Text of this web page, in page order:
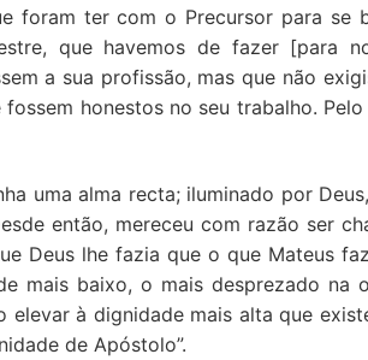
foram ter com o Precursor para se
que havemos de fazer [para
a sua profissão, mas que não
honestos no seu trabalho.
uma alma recta; iluminado por
então, mereceu com razão ser
Deus lhe fazia que o que Mateus
mais baixo, o mais desprezado na
à dignidade mais alta que
de Apóstolo”.